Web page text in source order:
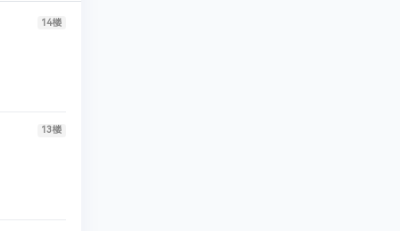
14楼
13楼